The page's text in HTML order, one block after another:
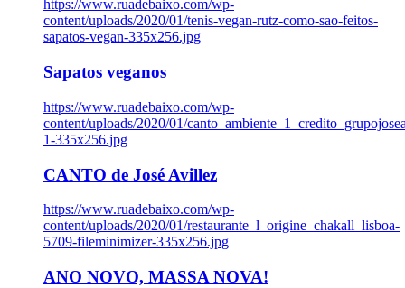
https://www.ruadebaixo.com/wp-
content/uploads/2020/01/tenis-vegan-rutz-como-sao-feitos-
sapatos-vegan-335x256.jpg
Sapatos veganos
https://www.ruadebaixo.com/wp-
content/uploads/2020/01/
1-335x256.jpg
CANTO de José Avillez
https://www.ruadebaixo.com/wp-
content/uploads/2020/01/restaurante_l_origine_chakall_lisboa-
5709-fileminimizer-335x256.jpg
ANO NOVO, MASSA NOVA!